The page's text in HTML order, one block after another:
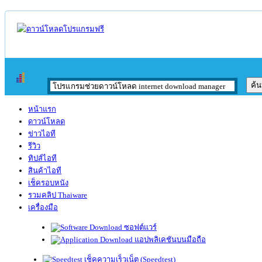
หน้าแรก
ดาวน์โหลด
ข่าวไอที
รีวิว
ทิปส์ไอที
สินค้าไอที
เช็ครอบหนัง
รวมคลิป Thaiware
เครื่องมือ
ซอฟต์แวร์
แอปพลิเคชันบนมือถือ
เช็คความเร็วเน็ต (Speedtest)